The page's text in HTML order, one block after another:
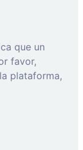
que un
favor,
plataforma,